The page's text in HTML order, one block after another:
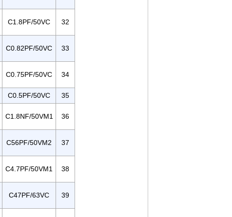
C1.8PF/50VC 32
C0.82PF/50VC 33
C0.75PF/50VC 34
C0.5PF/50VC 35
C1.8NF/50VM1 36
C56PF/50VM2 37
C4.7PF/50VM1 38
C47PF/63VC 39